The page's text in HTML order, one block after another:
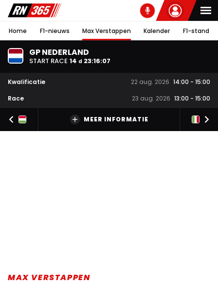
Home F1-nieuws Max Verstappen Kalender F1-stand
GP NEDERLAND
START RACE 14 d 23:16:06
Kwalificatie 22 aug. 2026 14:00 - 15:00
Race
23 aug. 2026 13:00 - 15:00
MEER INFORMATIE
MAX VERSTAPPEN